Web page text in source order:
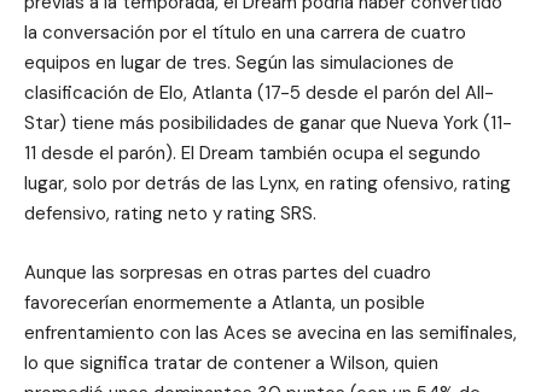
la conversación por el título en una carrera de cuatro
equipos en lugar de tres. Según las simulaciones de
clasificación de Elo, Atlanta (17-5 desde el parón del All-
Star) tiene más posibilidades de ganar que Nueva York (11-
11 desde el parón). El Dream también ocupa el segundo
lugar, solo por detrás de las Lynx, en rating ofensivo, rating
defensivo, rating neto y rating SRS.
Aunque las sorpresas en otras partes del cuadro
favorecerían enormemente a Atlanta, un posible
enfrentamiento con las Aces se avecina en las semifinales,
lo que significa tratar de contener a Wilson, quien